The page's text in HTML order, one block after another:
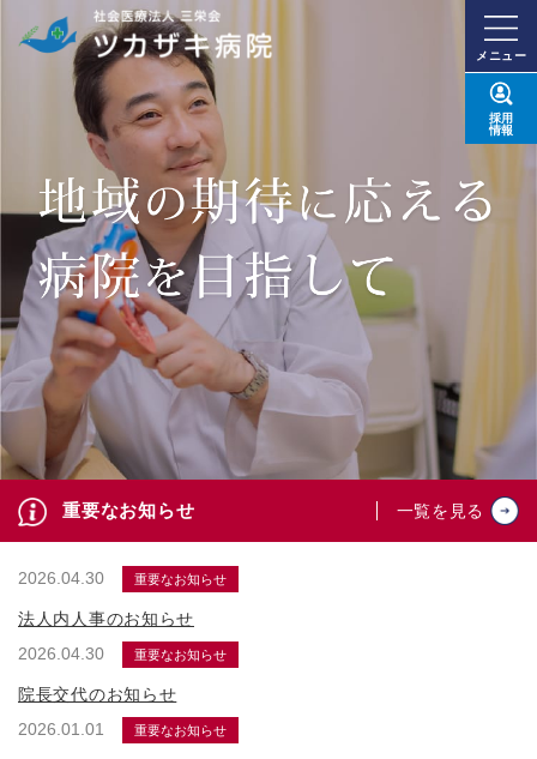
メニュー
採用
情報
重要なお知らせ 一覧を見る
2026.04.30 重要なお知らせ
法人内人事のお知らせ
2026.04.30
重要なお知らせ
院長交代のお知らせ
2026.01.01
重要なお知らせ